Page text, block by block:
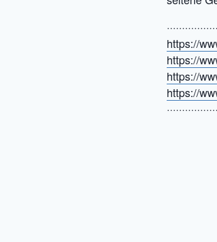
https://
https://
https://
https://